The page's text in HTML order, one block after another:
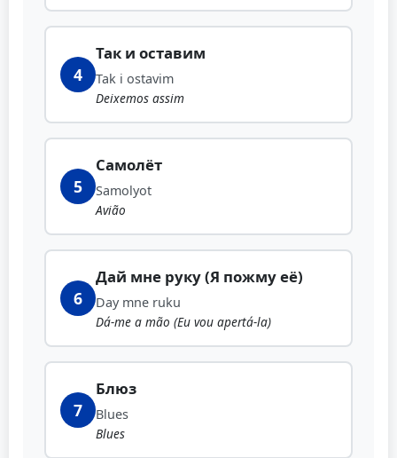
4
Так и оставим
Tak i ostavim
Deixemos assim
5
Самолёт
Samolyot
Avião
6
Дай мне руку (Я пожму её)
Day mne ruku
Dá-me a mão (Eu vou apertá-la)
7
Блюз
Blues
Blues